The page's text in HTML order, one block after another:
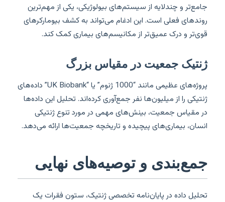
جامع‌تر و چندلایه از سیستم‌های بیولوژیکی، یکی از مهم‌ترین
روندهای فعلی است. این ادغام می‌تواند به کشف بیومارکرهای
قوی‌تر و درک عمیق‌تر از مکانیسم‌های بیماری کمک کند.
ژنتیک جمعیت در مقیاس بزرگ
پروژه‌های عظیمی مانند “1000 ژنوم” یا “UK Biobank” داده‌های
ژنتیکی را از میلیون‌ها نفر جمع‌آوری کرده‌اند. تحلیل این داده‌ها
در مقیاس جمعیت، بینش‌های مهمی در مورد تنوع ژنتیکی
انسان، بیماری‌های پیچیده و تاریخچه جمعیت‌ها ارائه می‌دهد.
جمع‌بندی و توصیه‌های نهایی
تحلیل داده در پایان‌نامه تخصصی ژنتیک، ستون فقرات یک